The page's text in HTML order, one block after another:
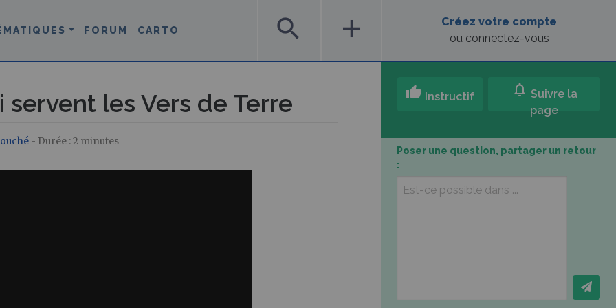
FORUM CARTO search add
Créez votre compte
ou connectez-vous
servent les Vers de Terre
- Durée : 2 minutes
thumb_up Instructif notifications Suivre la
page
Poser une question, partager un retour
: